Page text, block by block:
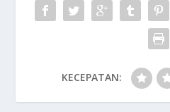
KECEPATAN: